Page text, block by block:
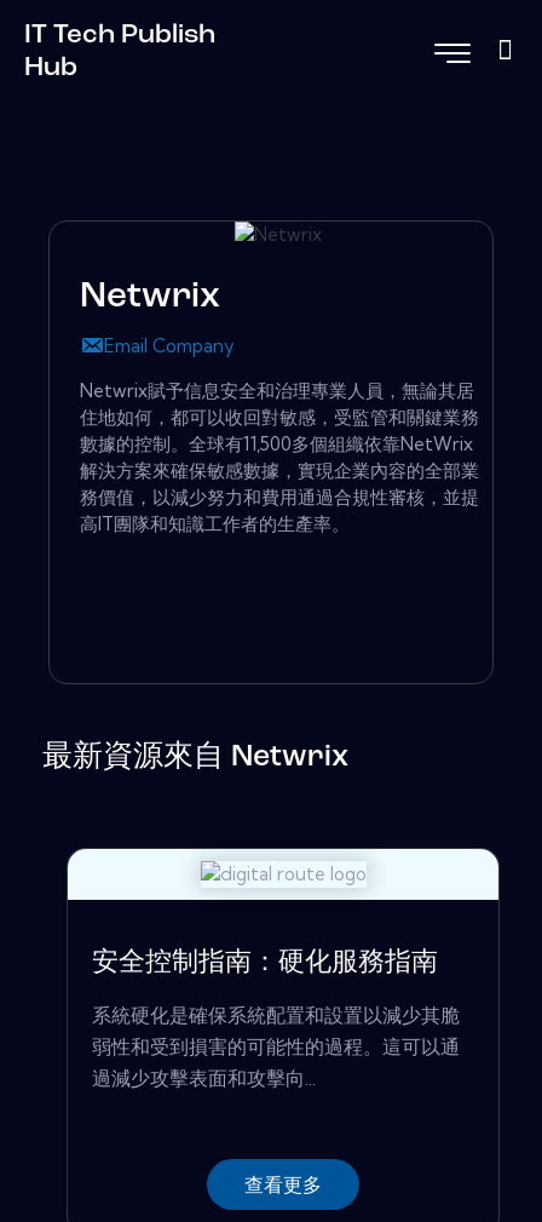
IT Tech Publish
Hub
Netwrix
Email Company
Netwrix賦予信息安全和治理專業人員，無論其居
住地如何，都可以收回對敏感，受監管和關鍵業務
數據的控制。全球有11,500多個組織依靠NetWrix
解決方案來確保敏感數據，實現企業內容的全部業
務價值，以減少努力和費用通過合規性審核，並提
高IT團隊和知識工作者的生產率。
最新資源來自 Netwrix
安全控制指南：硬化服務指南
系統硬化是確保系統配置和設置以減少其脆
弱性和受到損害的可能性的過程。這可以通
過減少攻擊表面和攻擊向...
查看更多